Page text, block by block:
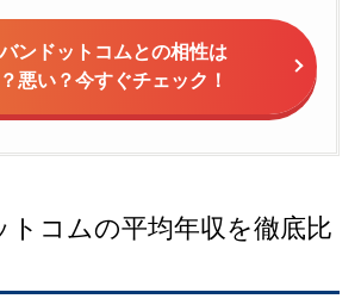
ンドットコムとの相性は
悪い？今すぐチェック！
トコムの平均年収を徹底比